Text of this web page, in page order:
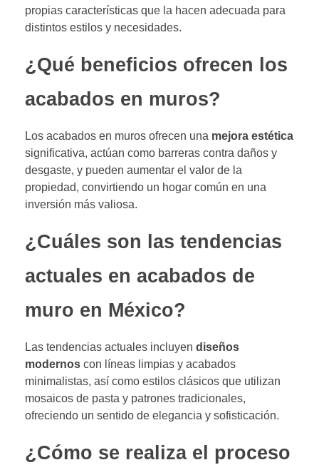
propias características que la hacen adecuada para
distintos estilos y necesidades.
¿Qué beneficios ofrecen los
acabados en muros?
Los acabados en muros ofrecen una mejora estética
significativa, actúan como barreras contra daños y
desgaste, y pueden aumentar el valor de la
propiedad, convirtiendo un hogar común en una
inversión más valiosa.
¿Cuáles son las tendencias
actuales en acabados de
muro en México?
Las tendencias actuales incluyen diseños
modernos con líneas limpias y acabados
minimalistas, así como estilos clásicos que utilizan
mosaicos de pasta y patrones tradicionales,
ofreciendo un sentido de elegancia y sofisticación.
¿Cómo se realiza el proceso